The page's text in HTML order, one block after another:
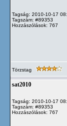
Tagság: 2010-10-17
Tagszám: #89353
Hozzászólások: 767
Törzstag
sat2010
Tagság: 2010-10-17
Tagszám: #89353
Hozzászólások: 767